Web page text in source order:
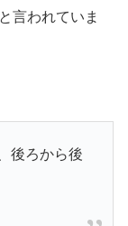
言われていま
後ろから後